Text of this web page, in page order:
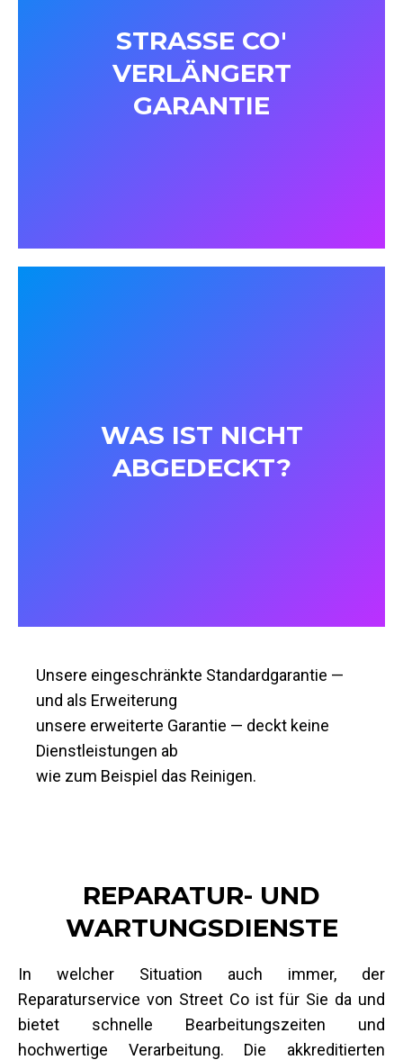
STRASSE CO'
VERLÄNGERT
GARANTIE
WAS IST NICHT
ABGEDECKT?
Unsere eingeschränkte Standardgarantie —
und als Erweiterung
unsere erweiterte Garantie — deckt keine
Dienstleistungen ab
wie zum Beispiel das Reinigen.
REPARATUR- UND
WARTUNGSDIENSTE
In welcher Situation auch immer, der
Reparaturservice von Street Co ist für Sie da und
bietet schnelle Bearbeitungszeiten und
hochwertige Verarbeitung. Die akkreditierten